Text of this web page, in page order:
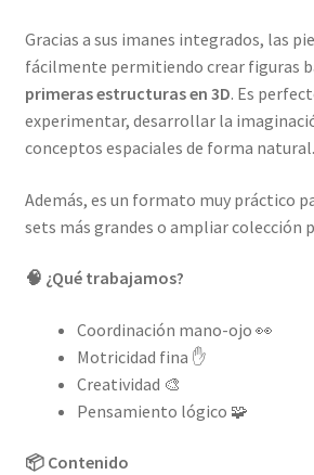
Gracias a sus imanes integrados, las
fácilmente permitiendo crear figuras
primeras estructuras en 3D. Es
experimentar, desarrollar la
conceptos espaciales de forma natural.
Además, es un formato muy práctico
sets más grandes o ampliar colección
🧠 ¿Qué trabajamos?
Coordinación mano-ojo 👀
Motricidad fina ✋
Creatividad 🎨
Pensamiento lógico 🧩
📦 Contenido